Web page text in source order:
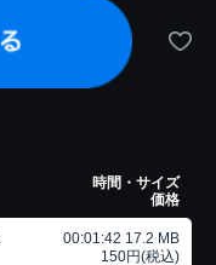
時間・サイズ
価格
00:01:42 17.2 MB
150円(税込)